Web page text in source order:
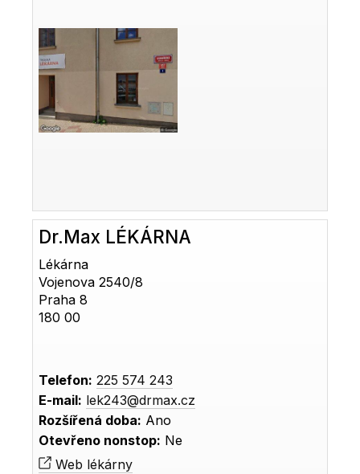
Dr.Max LÉKÁRNA
Lékárna
Vojenova 2540/8
Praha 8
180 00
Telefon: 225 574 243
E-mail: lek243@drmax.cz
Rozšířená doba: Ano
Otevřeno nonstop: Ne
Web lékárny